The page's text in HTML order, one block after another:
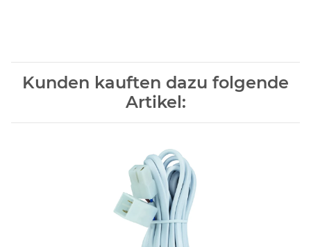
Kunden kauften dazu folgende
Artikel: